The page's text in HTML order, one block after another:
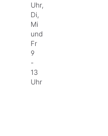
Uhr,
Di,
Mi
und
Fr
9
-
13
Uhr